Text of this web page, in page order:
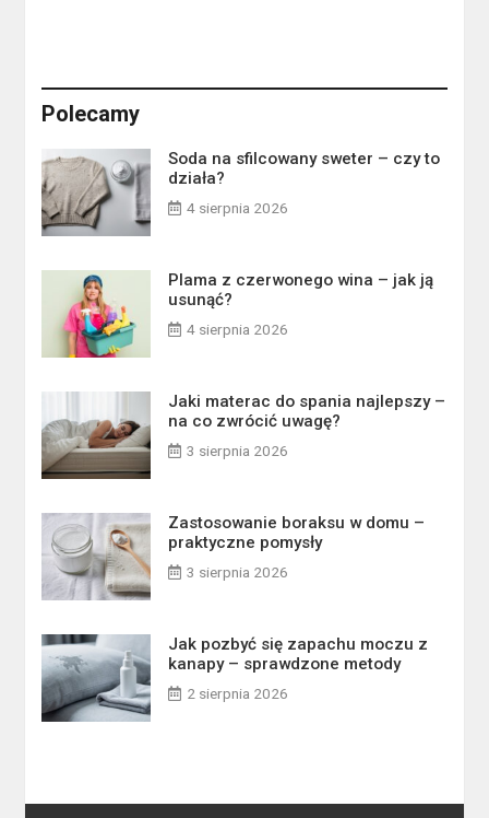
Polecamy
Soda na sfilcowany sweter – czy to
działa?
4 sierpnia 2026
Plama z czerwonego wina – jak ją
usunąć?
4 sierpnia 2026
Jaki materac do spania najlepszy –
na co zwrócić uwagę?
3 sierpnia 2026
Zastosowanie boraksu w domu –
praktyczne pomysły
3 sierpnia 2026
Jak pozbyć się zapachu moczu z
kanapy – sprawdzone metody
2 sierpnia 2026